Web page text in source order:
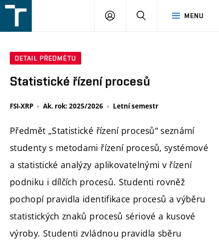
v
MENU
PŘIHLÁŠENÍ
DETAIL PŘEDMĚTU
Statistické řízení procesů
FSI-XRP Ak. rok: 2025/2026 Letní semestr
Předmět „Statistické řízení procesů“ seznámí
studenty s metodami řízení procesů, systémové
a statistické analýzy aplikovatelnými v řízení
podniku i dílčích procesů. Studenti rovněž
pochopí pravidla identifikace procesů a výběru
statistických znaků procesů sériové a kusové
výroby. Studenti zvládnou pravidla sběru